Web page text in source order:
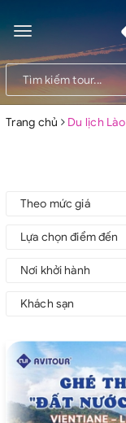
Toggle
navigation
Trang chủ Du lịch Lào
Theo mức giá
Lựa chọn điểm đến
Nơi khởi hành
Khách sạn